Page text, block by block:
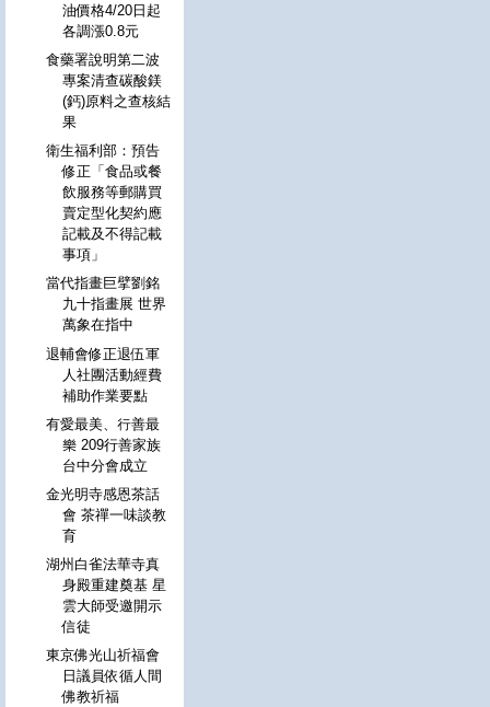
油價格4/20日起
各調漲0.8元
食藥署說明第二波
專案清查碳酸鎂
(鈣)原料之查核結
果
衛生福利部：預告
修正「食品或餐
飲服務等郵購買
賣定型化契約應
記載及不得記載
事項」
當代指畫巨擘劉銘
九十指畫展 世界
萬象在指中
退輔會修正退伍軍
人社團活動經費
補助作業要點
有愛最美、行善最
樂 209行善家族
台中分會成立
金光明寺感恩茶話
會 茶禪一味談教
育
湖州白雀法華寺真
身殿重建奠基 星
雲大師受邀開示
信徒
東京佛光山祈福會
日議員依循人間
佛教祈福